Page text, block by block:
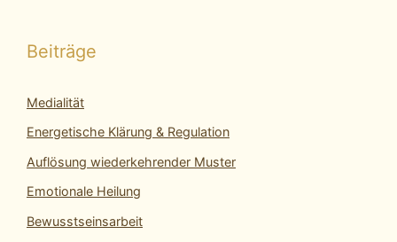
Beiträge
Medialität
Energetische Klärung & Regulation
Auflösung wiederkehrender Muster
Emotionale Heilung
Bewusstseinsarbeit